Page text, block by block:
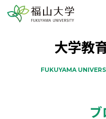
大学教
FUKUYAMA